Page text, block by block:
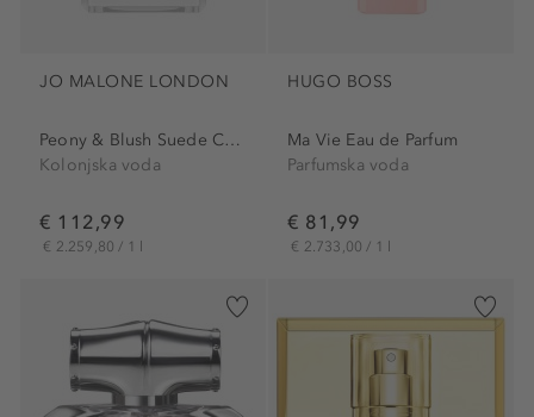
JO MALONE LONDON
Peony & Blush Suede Cologne
Kolonjska voda
€ 112,99
€ 2.259,80 / 1 l
HUGO BOSS
Ma Vie Eau de Parfum
Parfumska voda
€ 81,99
€ 2.733,00 / 1 l